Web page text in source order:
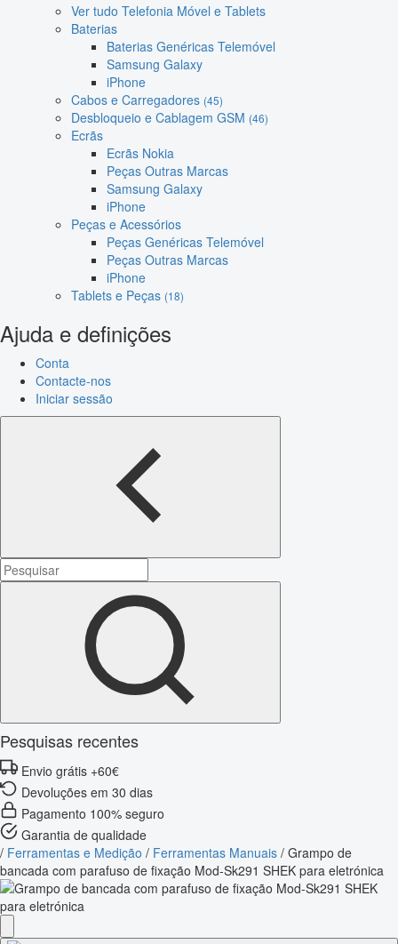
Ver tudo Telefonia Móvel e Tablets
Baterias
Baterias Genéricas Telemóvel
Samsung Galaxy
iPhone
Cabos e Carregadores (45)
Desbloqueio e Cablagem GSM (46)
Ecrãs
Ecrãs Nokia
Peças Outras Marcas
Samsung Galaxy
iPhone
Peças e Acessórios
Peças Genéricas Telemóvel
Peças Outras Marcas
iPhone
Tablets e Peças (18)
Ajuda e definições
Conta
Contacte-nos
Iniciar sessão
Pesquisas recentes
Envio grátis +60€
Devoluções em 30 dias
Pagamento 100% seguro
Garantia de qualidade
/ Ferramentas e Medição / Ferramentas Manuais / Grampo de
bancada com parafuso de fixação Mod-Sk291 SHEK para eletrónica